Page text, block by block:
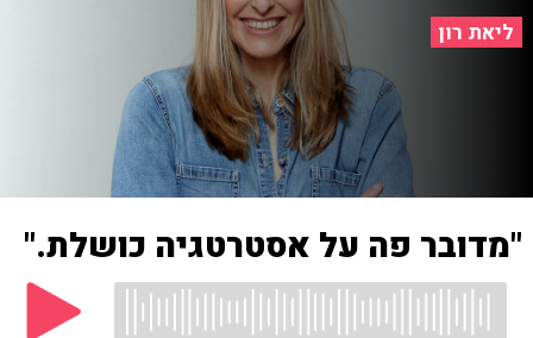
ליאת רון
"מדובר פה על אסטרטגיה כושלת."